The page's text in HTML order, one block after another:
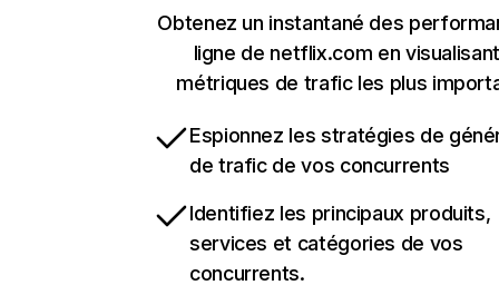
Obtenez un instantané des
ligne de netflix.com en
métriques de trafic les plus
Espionnez les stratégies de
de trafic de vos concurrents
Identifiez les principaux produits,
services et catégories de vos
concurrents.